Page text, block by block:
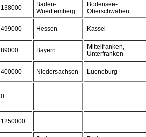
138000
Baden-
Wuerttemberg
Bodensee-
Oberschwaben
499000 Hessen Kassel
89000 Bayern
Mittelfranken,
Unterfranken
400000 Niedersachsen Lueneburg
0
1250000